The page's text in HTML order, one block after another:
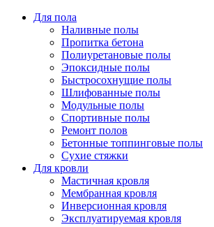
Для пола
Наливные полы
Пропитка бетона
Полиуретановые полы
Эпоксидные полы
Быстросохнущие полы
Шлифованные полы
Модульные полы
Спортивные полы
Ремонт полов
Бетонные топпинговые полы
Сухие стяжки
Для кровли
Мастичная кровля
Мембранная кровля
Инверсионная кровля
Эксплуатируемая кровля